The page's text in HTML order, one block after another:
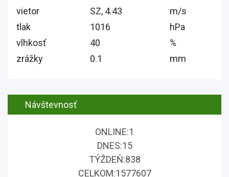
vietor SZ, 4.43
m/s
tlak
1016
hPa
vlhkosť
40
%
zrážky
0.1 mm
Návštevnosť
ONLINE:1
DNES:15
TÝŽDEŇ:838
CELKOM:1577607